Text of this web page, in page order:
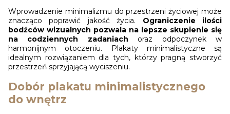
Wprowadzenie minimalizmu do przestrzeni życiowej może
znacząco poprawić jakość życia. Ograniczenie ilości
bodźców wizualnych pozwala na lepsze skupienie się
na codziennych zadaniach oraz odpoczynek w
harmonijnym otoczeniu. Plakaty minimalistyczne są
idealnym rozwiązaniem dla tych, którzy pragną stworzyć
przestrzeń sprzyjającą wyciszeniu.
Dobór plakatu minimalistycznego
do wnętrz